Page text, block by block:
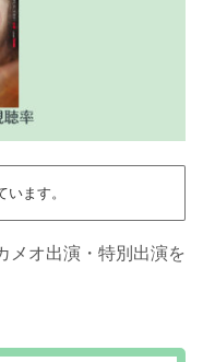
ます。
メオ出演・特別出演を